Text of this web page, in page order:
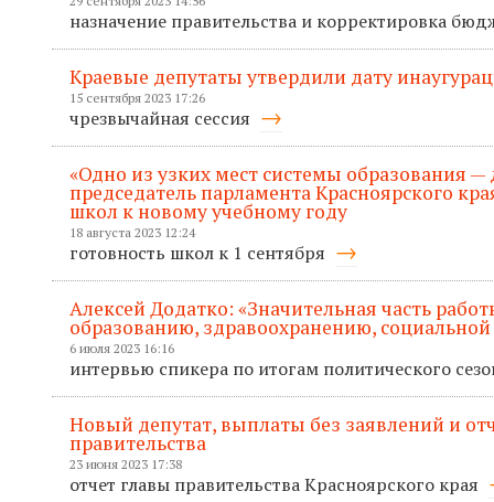
назначение правительства и корректировка
Краевые депутаты утвердили дату
15 сентября 2023 17:26
чрезвычайная сессия
«Одно из узких мест системы образования —
председатель парламента Красноярского
школ к новому учебному году
18 августа 2023 12:24
готовность школ к 1 сентября
Алексей Додатко: «Значительная часть
образованию, здравоохранению,
6 июля 2023 16:16
интервью спикера по итогам политического
Новый депутат, выплаты без заявлений и
правительства
23 июня 2023 17:38
отчет главы правительства Красноярского края